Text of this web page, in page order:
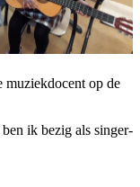
op de
ik bezig als singer-